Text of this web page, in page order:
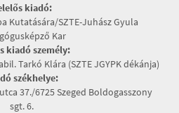
kiadó:
Kutatására/SZTE-Juhász Gyula
Kar
kiadó személy:
Tarkó Klára (SZTE JGYPK dékánja)
székhelye:
37./6725 Szeged Boldogasszony
sgt. 6.